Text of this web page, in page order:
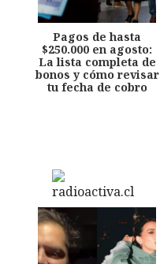
Pagos de hasta
$250.000 en agosto:
La lista completa de
bonos y cómo revisar
tu fecha de cobro